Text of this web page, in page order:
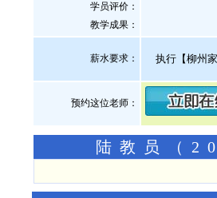
学员评价：
教学成果：
薪水要求： 执行【柳州
预约这位老师：
陆教员（